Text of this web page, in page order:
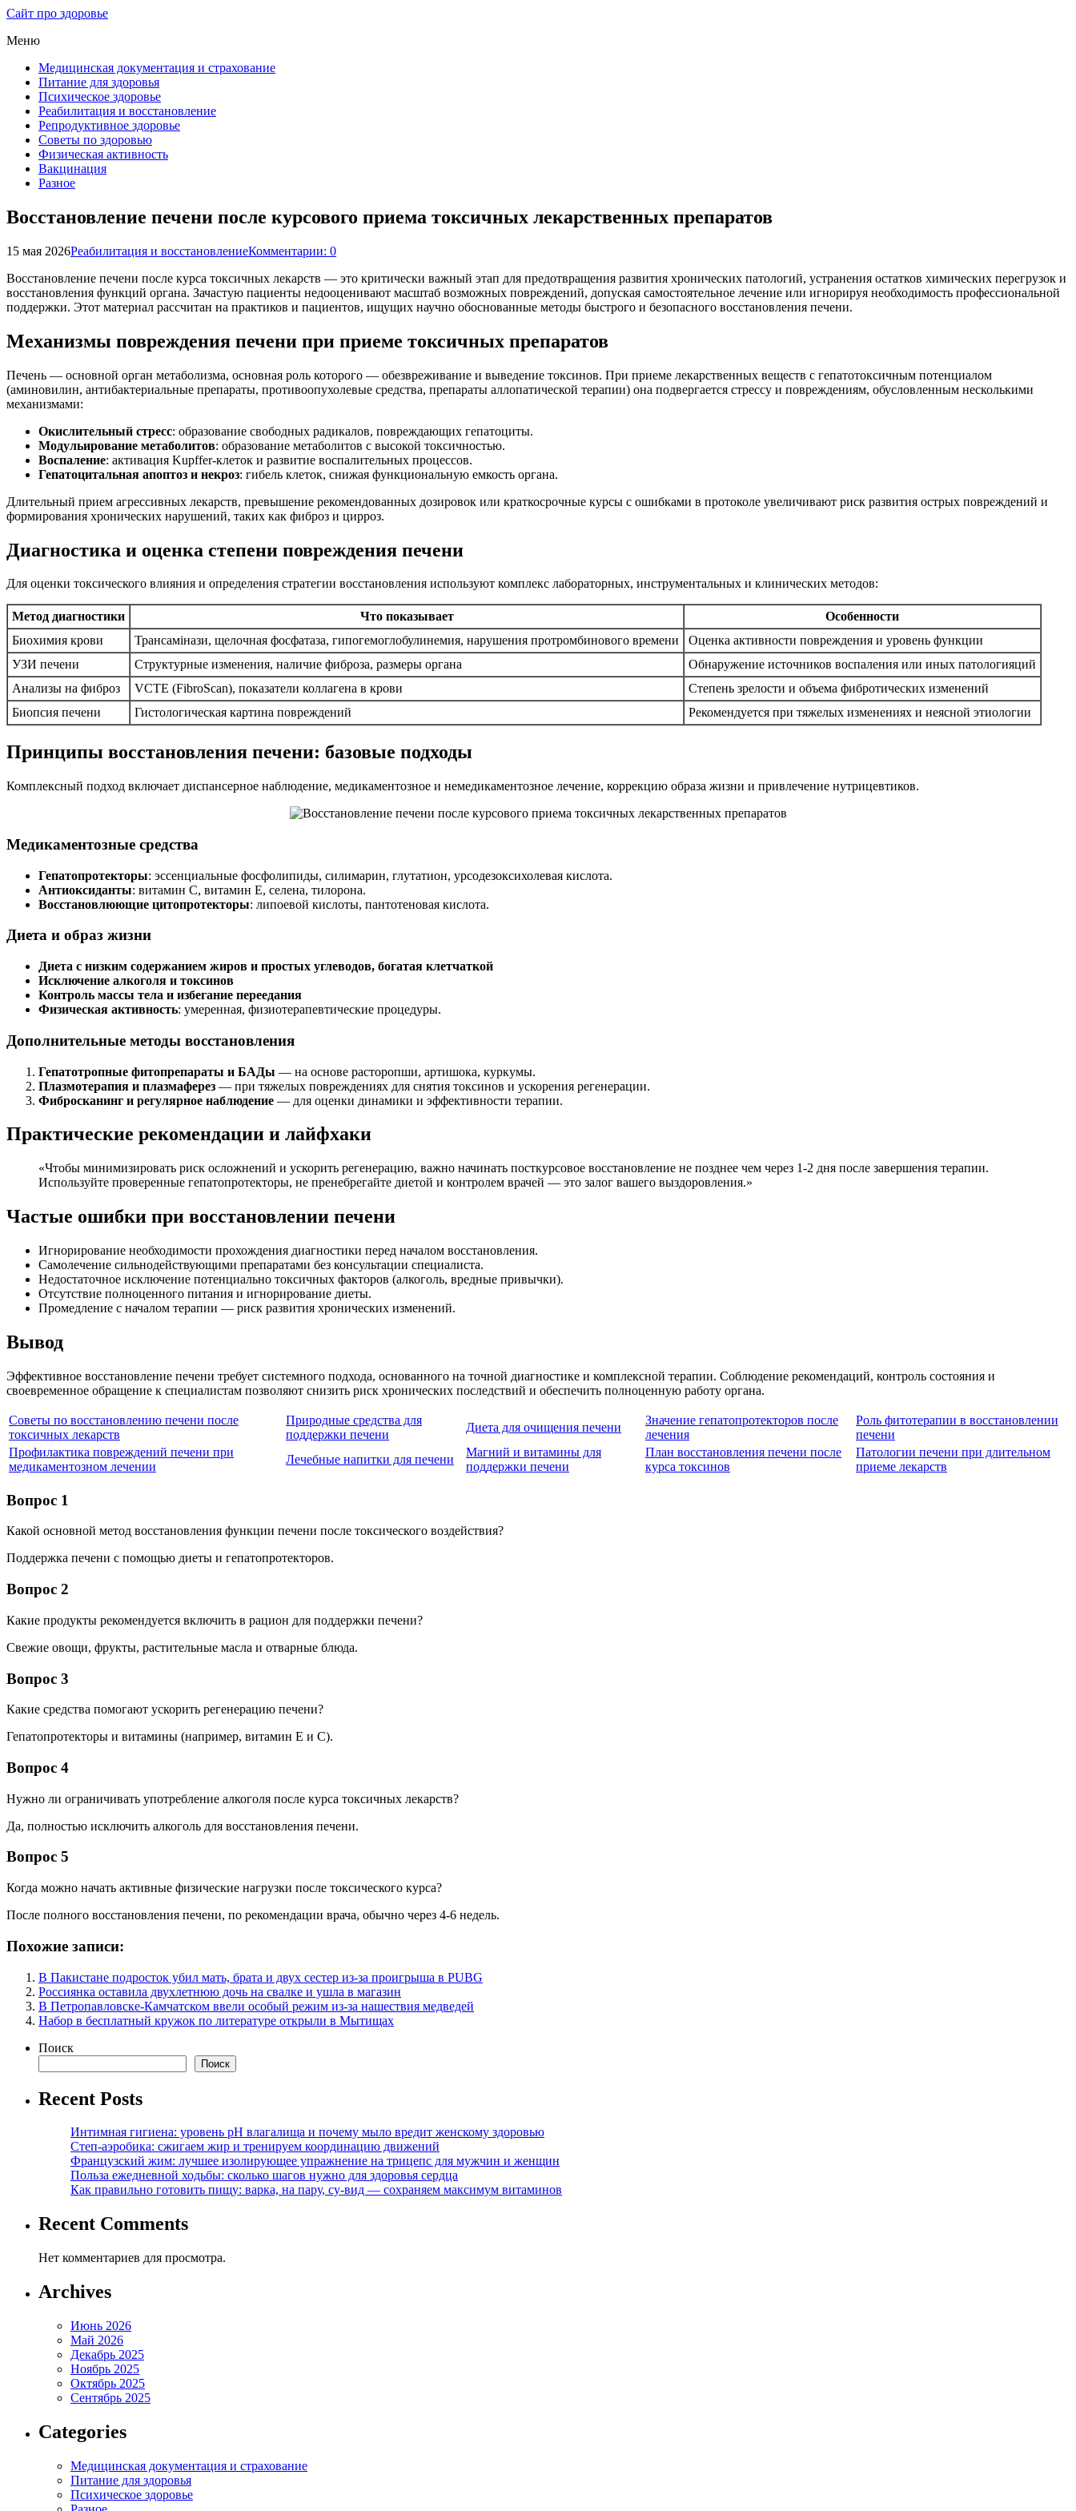
Сайт про здоровье
Меню
Медицинская документация и страхование
Питание для здоровья
Психическое здоровье
Реабилитация и восстановление
Репродуктивное здоровье
Советы по здоровью
Физическая активность
Вакцинация
Разное
Восстановление печени после курсового приема токсичных лекарственных препаратов
15 мая 2026Реабилитация и восстановлениеКомментарии: 0
Восстановление печени после курса токсичных лекарств — это критически важный этап для предотвращения развития хронических патологий, устранения остатков химических перегрузок и
восстановления функций органа. Зачастую пациенты недооценивают масштаб возможных повреждений, допуская самостоятельное лечение или игнорируя необходимость профессиональной
поддержки. Этот материал рассчитан на практиков и пациентов, ищущих научно обоснованные методы быстрого и безопасного восстановления печени.
Механизмы повреждения печени при приеме токсичных препаратов
Печень — основной орган метаболизма, основная роль которого — обезвреживание и выведение токсинов. При приеме лекарственных веществ с гепатотоксичным потенциалом
(аминовилин, антибактериальные препараты, противоопухолевые средства, препараты аллопатической терапии) она подвергается стрессу и повреждениям, обусловленным несколькими
механизмами:
Окислительный стресс: образование свободных радикалов, повреждающих гепатоциты.
Модульирование метаболитов: образование метаболитов с высокой токсичностью.
Воспаление: активация Kupffer-клеток и развитие воспалительных процессов.
Гепатоцитальная апоптоз и некроз: гибель клеток, снижая функциональную емкость органа.
Длительный прием агрессивных лекарств, превышение рекомендованных дозировок или краткосрочные курсы с ошибками в протоколе увеличивают риск развития острых повреждений и
формирования хронических нарушений, таких как фиброз и цирроз.
Диагностика и оценка степени повреждения печени
Для оценки токсического влияния и определения стратегии восстановления используют комплекс лабораторных, инструментальных и клинических методов:
Метод диагностики Что показывает
Особенности
Биохимия крови
Трансамінази, щелочная фосфатаза, гипогемоглобулинемия, нарушения протромбинового времени
Оценка активности повреждения и уровень функции
УЗИ печени
Структурные изменения, наличие фиброза, размеры органа
Обнаружение источников воспаления или иных патологияций
Анализы на фиброз
VCTE (FibroScan), показатели коллагена в крови
Степень зрелости и объема фибротических изменений
Биопсия печени
Гистологическая картина повреждений Рекомендуется при тяжелых изменениях и неясной этиологии
Принципы восстановления печени: базовые подходы
Комплексный подход включает диспансерное наблюдение, медикаментозное и немедикаментозное лечение, коррекцию образа жизни и привлечение нутрицевтиков.
Медикаментозные средства
Гепатопротекторы: эссенциальные фосфолипиды, силимарин, глутатион, урсодезоксихолевая кислота.
Антиоксиданты: витамин C, витамин Е, селена, тилорона.
Восстановлюющие цитопротекторы: липоевой кислоты, пантотеновая кислота.
Диета и образ жизни
Диета с низким содержанием жиров и простых углеводов, богатая клетчаткой
Исключение алкоголя и токсинов
Контроль массы тела и избегание переедания
Физическая активность: умеренная, физиотерапевтические процедуры.
Дополнительные методы восстановления
Гепатотропные фитопрепараты и БАДы — на основе расторопши, артишока, куркумы.
Плазмотерапия и плазмаферез — при тяжелых повреждениях для снятия токсинов и ускорения регенерации.
Фибросканинг и регулярное наблюдение — для оценки динамики и эффективности терапии.
Практические рекомендации и лайфхаки
«Чтобы минимизировать риск осложнений и ускорить регенерацию, важно начинать посткурсовое восстановление не позднее чем через 1-2 дня после завершения терапии.
Используйте проверенные гепатопротекторы, не пренебрегайте диетой и контролем врачей — это залог вашего выздоровления.»
Частые ошибки при восстановлении печени
Игнорирование необходимости прохождения диагностики перед началом восстановления.
Самолечение сильнодействующими препаратами без консультации специалиста.
Недостаточное исключение потенциально токсичных факторов (алкоголь, вредные привычки).
Отсутствие полноценного питания и игнорирование диеты.
Промедление с началом терапии — риск развития хронических изменений.
Вывод
Эффективное восстановление печени требует системного подхода, основанного на точной диагностике и комплексной терапии. Соблюдение рекомендаций, контроль состояния и
своевременное обращение к специалистам позволяют снизить риск хронических последствий и обеспечить полноценную работу органа.
Советы по восстановлению печени после
токсичных лекарств
Природные средства для
поддержки печени
Диета для очищения печени
Значение гепатопротекторов после
лечения
Роль фитотерапии в восстановлении
печени
Профилактика повреждений печени при
медикаментозном лечении
Лечебные напитки для печени
Магний и витамины для
поддержки печени
План восстановления печени после
курса токсинов
Патологии печени при длительном
приеме лекарств
Вопрос 1
Какой основной метод восстановления функции печени после токсического воздействия?
Поддержка печени с помощью диеты и гепатопротекторов.
Вопрос 2
Какие продукты рекомендуется включить в рацион для поддержки печени?
Свежие овощи, фрукты, растительные масла и отварные блюда.
Вопрос 3
Какие средства помогают ускорить регенерацию печени?
Гепатопротекторы и витамины (например, витамин Е и С).
Вопрос 4
Нужно ли ограничивать употребление алкоголя после курса токсичных лекарств?
Да, полностью исключить алкоголь для восстановления печени.
Вопрос 5
Когда можно начать активные физические нагрузки после токсического курса?
После полного восстановления печени, по рекомендации врача, обычно через 4-6 недель.
Похожие записи:
В Пакистане подросток убил мать, брата и двух сестер из-за проигрыша в PUBG
Россиянка оставила двухлетнюю дочь на свалке и ушла в магазин
В Петропавловске-Камчатском ввели особый режим из-за нашествия медведей
Набор в бесплатный кружок по литературе открыли в Мытищах
Поиск
Поиск
Recent Posts
Интимная гигиена: уровень pH влагалища и почему мыло вредит женскому здоровью
Степ-аэробика: сжигаем жир и тренируем координацию движений
Французский жим: лучшее изолирующее упражнение на трицепс для мужчин и женщин
Польза ежедневной ходьбы: сколько шагов нужно для здоровья сердца
Как правильно готовить пищу: варка, на пару, су-вид — сохраняем максимум витаминов
Recent Comments
Нет комментариев для просмотра.
Archives
Июнь 2026
Май 2026
Декабрь 2025
Ноябрь 2025
Октябрь 2025
Сентябрь 2025
Categories
Медицинская документация и страхование
Питание для здоровья
Психическое здоровье